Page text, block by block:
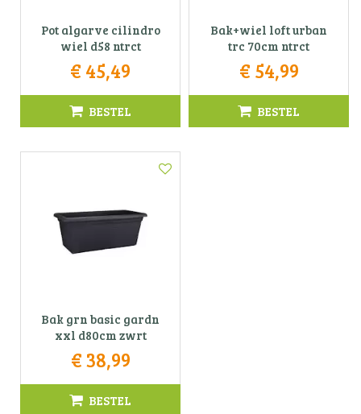
Pot algarve cilindro
wiel d58 ntrct
€ 45,49
BESTEL
Bak+wiel loft urban
trc 70cm ntrct
€ 54,99
BESTEL
Bak grn basic gardn
xxl d80cm zwrt
€38,99
BESTEL